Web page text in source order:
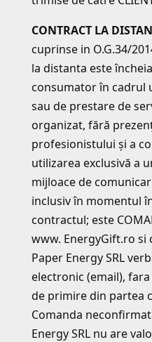
CONTRACT LA
cuprinse in O.G.34/
la distanta este
consumator în cadrul
sau de prestare de
organizat, fără
profesionistului şi a
utilizarea exclusivă a
mijloace de
inclusiv în momentul
contractul; este
www. EnergyGift.ro
Paper Energy SRL
electronic (email),
de primire din partea
Comanda
Energy SRL nu are